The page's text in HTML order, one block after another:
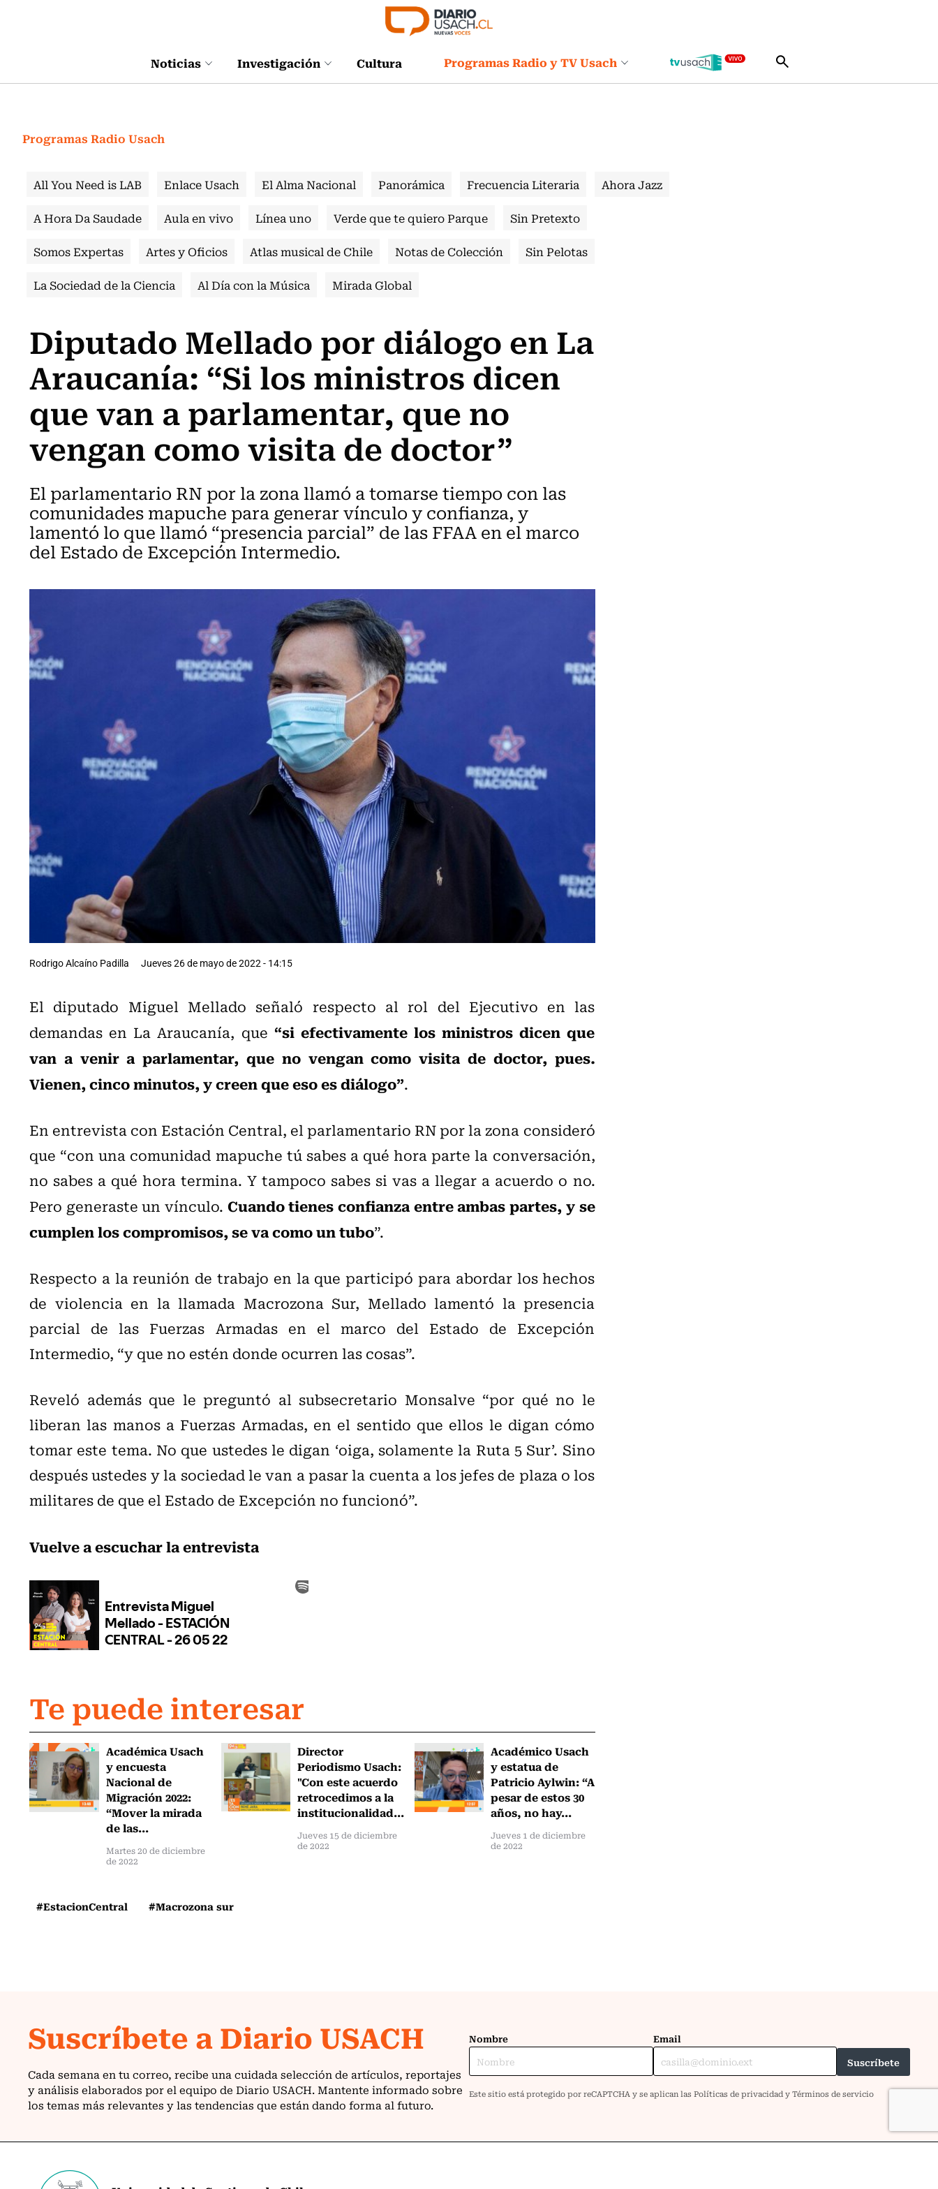
Noticias Investigación Cultura Programas Radio y TV Usach
Programas Radio Usach
All You Need is LAB Enlace Usach El Alma Nacional Panorámica Frecuencia Literaria
Ahora Jazz
A Hora Da Saudade
Aula en vivo Línea uno Verde que te quiero Parque
Sin Pretexto
Somos Expertas
Artes y Oficios Atlas musical de Chile Notas de Colección
Sin Pelotas
La Sociedad de la Ciencia
Al Día con la Música Mirada Global
Diputado Mellado por diálogo en La
Araucanía: “Si los ministros dicen
que van a parlamentar, que no
vengan como visita de doctor”
El parlamentario RN por la zona llamó a tomarse tiempo con las
comunidades mapuche para generar vínculo y confianza, y
lamentó lo que llamó “presencia parcial” de las FFAA en el marco
del Estado de Excepción Intermedio.
Rodrigo Alcaíno Padilla Jueves 26 de mayo de 2022 - 14:15
El diputado Miguel Mellado señaló respecto al rol del Ejecutivo en las
demandas en La Araucanía, que “si efectivamente los ministros dicen que
van a venir a parlamentar, que no vengan como visita de doctor, pues.
Vienen, cinco minutos, y creen que eso es diálogo”.
En entrevista con Estación Central, el parlamentario RN por la zona consideró
que “con una comunidad mapuche tú sabes a qué hora parte la conversación,
no sabes a qué hora termina. Y tampoco sabes si vas a llegar a acuerdo o no.
Pero generaste un vínculo. Cuando tienes confianza entre ambas partes, y se
cumplen los compromisos, se va como un tubo”.
Respecto a la reunión de trabajo en la que participó para abordar los hechos
de violencia en la llamada Macrozona Sur, Mellado lamentó la presencia
parcial de las Fuerzas Armadas en el marco del Estado de Excepción
Intermedio, “y que no estén donde ocurren las cosas”.
Reveló además que le preguntó al subsecretario Monsalve “por qué no le
liberan las manos a Fuerzas Armadas, en el sentido que ellos le digan cómo
tomar este tema. No que ustedes le digan ‘oiga, solamente la Ruta 5 Sur’. Sino
después ustedes y la sociedad le van a pasar la cuenta a los jefes de plaza o los
militares de que el Estado de Excepción no funcionó”.
Vuelve a escuchar la entrevista
Te puede interesar
Académica Usach
y encuesta
Nacional de
Migración 2022:
“Mover la mirada
de las...
Martes 20 de diciembre
de 2022
Director
Periodismo Usach:
"Con este acuerdo
retrocedimos a la
institucionalidad...
Jueves 15 de diciembre
de 2022
Académico Usach
y estatua de
Patricio Aylwin: “A
pesar de estos 30
años, no hay...
Jueves 1 de diciembre
de 2022
#EstacionCentral #Macrozona sur